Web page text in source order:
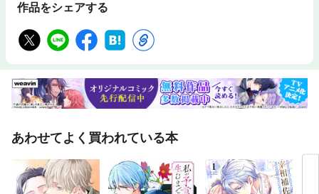
作品をシェアする
あわせてよく買われている本